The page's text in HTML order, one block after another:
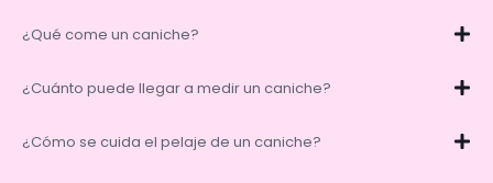
¿Qué come un caniche?
¿Cuánto puede llegar a medir un caniche?
¿Cómo se cuida el pelaje de un caniche?